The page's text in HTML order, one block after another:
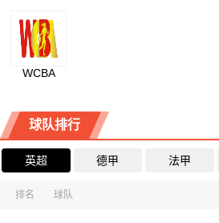
WCBA
球队排行
英超 德甲 法甲
排名 球队